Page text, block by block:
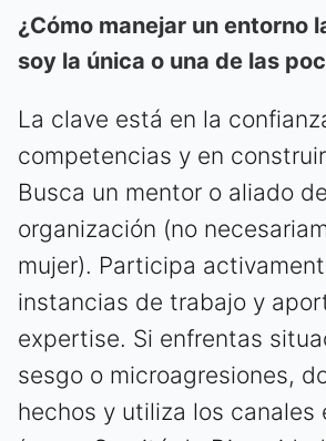
¿Cómo manejar un entorno
soy la única o una de las
La clave está en la
competencias y en
Busca un mentor o aliado
organización (no
mujer). Participa
instancias de trabajo y
expertise. Si enfrentas
sesgo o microagresiones,
hechos y utiliza los canales